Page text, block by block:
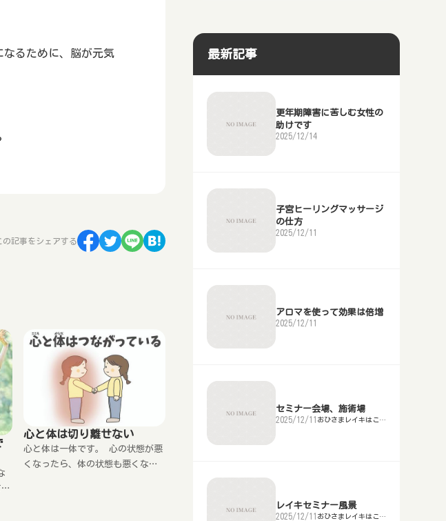
るために、脳が元気
の記事をシェアする
心と体は切り離せない
心と体は一体です。 心の状態が悪
くなったら、体の状態も悪くなり
最新記事
更年期障害に苦しむ女性の
助けです
2025/12/14
子宮ヒーリングマッサージ
の仕方
2025/12/11
アロマを使って効果は倍増
2025/12/11
セミナー会場、施術場
2025/12/11 おひさまレイキはこち
レイキセミナー風景
2025/12/11 おひさまレイキはこち